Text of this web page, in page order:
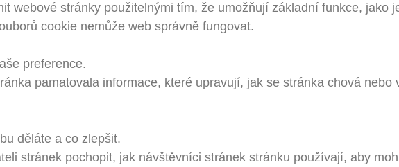
webové stránky použitelnými tím, že umožňují základní funkce, jako
cookie nemůže web správně fungovat.
preference.
pamatovala informace, které upravují, jak se stránka chová
děláte a co zlepšit.
stránek pochopit, jak návštěvníci stránek stránku používají, aby